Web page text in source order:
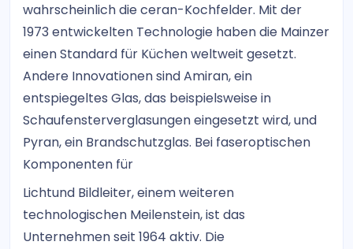
wahrscheinlich die ceran-Kochfelder. Mit der
1973 entwickelten Technologie haben die Mainzer
einen Standard für Küchen weltweit gesetzt.
Andere Innovationen sind Amiran, ein
entspiegeltes Glas, das beispielsweise in
Schaufensterverglasungen eingesetzt wird, und
Pyran, ein Brandschutzglas. Bei faseroptischen
Komponenten für
Lichtund Bildleiter, einem weiteren
technologischen Meilenstein, ist das
Unternehmen seit 1964 aktiv. Die